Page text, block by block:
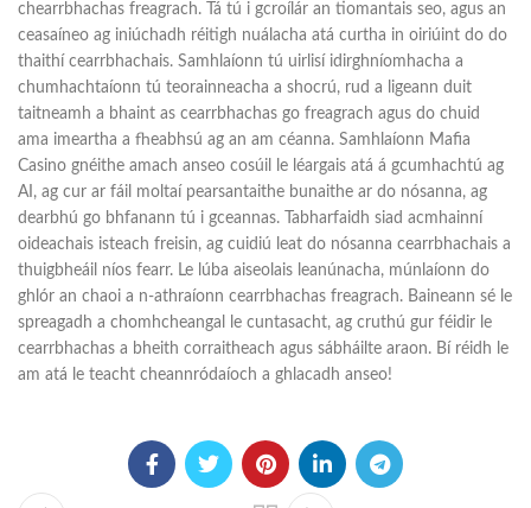
chearrbhachas freagrach. Tá tú i gcroílár an tiomantais seo, agus an
ceasaíneo ag iniúchadh réitigh nuálacha atá curtha in oiriúint do do
thaithí cearrbhachais. Samhlaíonn tú uirlisí idirghníomhacha a
chumhachtaíonn tú teorainneacha a shocrú, rud a ligeann duit
taitneamh a bhaint as cearrbhachas go freagrach agus do chuid
ama imeartha a fheabhsú ag an am céanna. Samhlaíonn Mafia
Casino gnéithe amach anseo cosúil le léargais atá á gcumhachtú ag
AI, ag cur ar fáil moltaí pearsantaithe bunaithe ar do nósanna, ag
dearbhú go bhfanann tú i gceannas. Tabharfaidh siad acmhainní
oideachais isteach freisin, ag cuidiú leat do nósanna cearrbhachais a
thuigbheáil níos fearr. Le lúba aiseolais leanúnacha, múnlaíonn do
ghlór an chaoi a n-athraíonn cearrbhachas freagrach. Baineann sé le
spreagadh a chomhcheangal le cuntasacht, ag cruthú gur féidir le
cearrbhachas a bheith corraitheach agus sábháilte araon. Bí réidh le
am atá le teacht cheannródaíoch a ghlacadh anseo!